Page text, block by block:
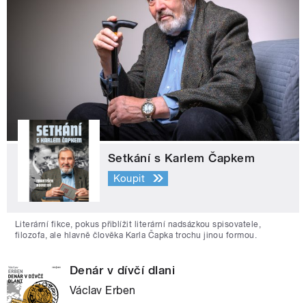
Setkání s Karlem Čapkem
Koupit
Literární fikce, pokus přiblížit literární nadsázkou spisovatele,
filozofa, ale hlavně člověka Karla Čapka trochu jinou formou.
Denár v dívčí dlani
Václav Erben